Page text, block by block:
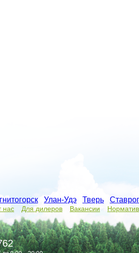
Улан-Удэ Тверь
нас Для дилеров Вакансии